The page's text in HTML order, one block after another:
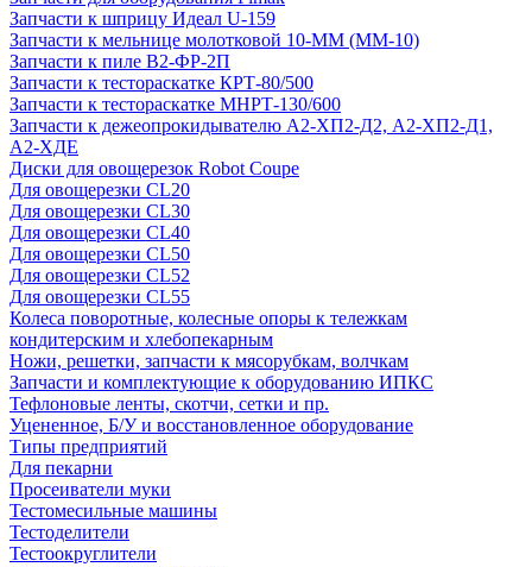
Запчасти к шприцу Идеал U-159
Запчасти к мельнице молотковой 10-ММ (ММ-10)
Запчасти к пиле В2-ФР-2П
Запчасти к тестораскатке КРТ-80/500
Запчасти к тестораскатке МНРТ-130/600
Запчасти к деже­опрокидывателю А2-ХП2-Д2, А2-ХП2-Д1,
А2-ХДЕ
Диски для овощерезок Robot Coupe
Для овощерезки CL20
Для овощерезки CL30
Для овощерезки CL40
Для овощерезки CL50
Для овощерезки CL52
Для овощерезки CL55
Колеса поворотные, колесные опоры к тележкам
кондитерским и хлебопекарным
Ножи, решетки, запчасти к мясорубкам, волчкам
Запчасти и комплектующие к оборудованию ИПКС
Тефлоновые ленты, скотчи, сетки и пр.
Уцененное, Б/У и восстановленное оборудование
Типы предприятий
Для пекарни
Просеиватели муки
Тестомесильные машины
Тестоделители
Тестоокруглители